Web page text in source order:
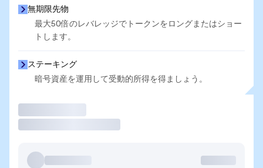
無期限先物
最大50倍のレバレッジでトークンをロングまたはショー
トします。
ステーキング
暗号資産を運用して受動的所得を得ましょう。